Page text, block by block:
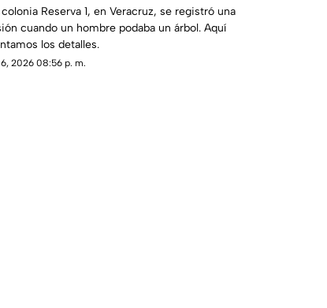
colonia Reserva 1, en Veracruz, se registró una
cuando un hombre podaba un árbol. Aquí
los detalles.
2026 08:56 p. m.